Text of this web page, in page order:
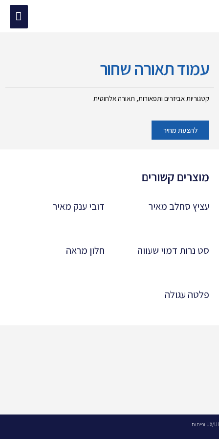
ראשי
עמוד תאורה שחור
קטגוריות אביזרים ותפאורות, תאורה אלחוטית
להצעת מחיר
מוצרים קשורים
עציץ סחלב מאיר דובי ענק מאיר
סט נרות דמוי שעווה חלון מראה
פלטה עגולה
UX/UI ופיתוח